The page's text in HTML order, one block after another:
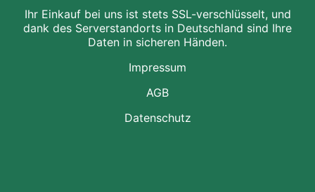
Ihr Einkauf bei uns ist stets SSL-verschlüsselt, und
dank des Serverstandorts in Deutschland sind Ihre
Daten in sicheren Händen.
Impressum
AGB
Datenschutz